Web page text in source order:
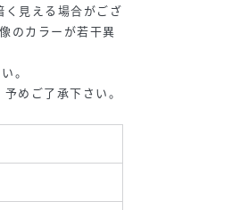
見える場合がござ
のカラーが若干異
。
めご了承下さい。